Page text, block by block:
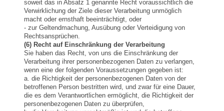
soweit das in Absatz 1 genannte Recht voraussichtlich die
Verwirklichung der Ziele dieser Verarbeitung unmöglich
macht oder ernsthaft beeinträchtigt, oder
- zur Geltendmachung, Ausübung oder Verteidigung von
Rechtsansprüchen.
(6) Recht auf Einschränkung der Verarbeitung
Sie haben das Recht, von uns die Einschränkung der
Verarbeitung ihrer personenbezogenen Daten zu verlangen,
wenn eine der folgenden Voraussetzungen gegeben ist:
a. die Richtigkeit der personenbezogenen Daten von der
betroffenen Person bestritten wird, und zwar für eine Dauer,
die es dem Verantwortlichen ermöglicht, die Richtigkeit der
personenbezogenen Daten zu überprüfen,